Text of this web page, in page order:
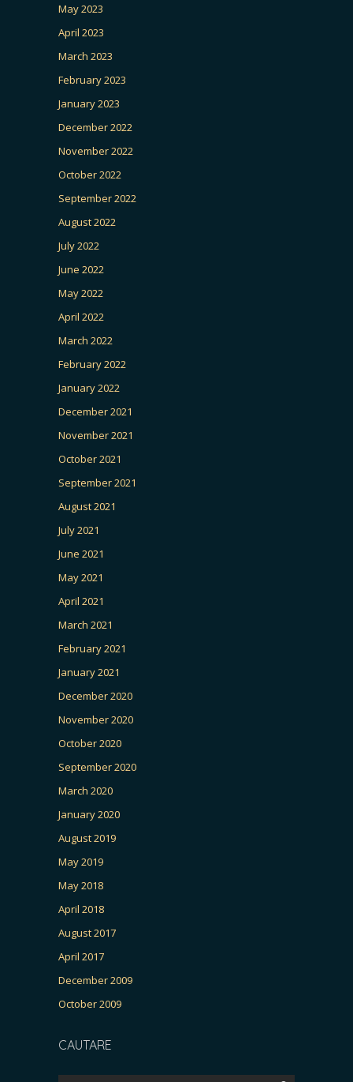
May 2023
April 2023
March 2023
February 2023
January 2023
December 2022
November 2022
October 2022
September 2022
August 2022
July 2022
June 2022
May 2022
April 2022
March 2022
February 2022
January 2022
December 2021
November 2021
October 2021
September 2021
August 2021
July 2021
June 2021
May 2021
April 2021
March 2021
February 2021
January 2021
December 2020
November 2020
October 2020
September 2020
March 2020
January 2020
August 2019
May 2019
May 2018
April 2018
August 2017
April 2017
December 2009
October 2009
CAUTARE